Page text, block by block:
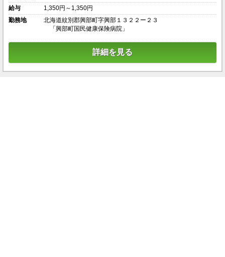
給与
1,350円～1,350円
勤務地
北海道紋別郡興部町字興部１３２２ー２３
「興部町国民健康保険病院」
詳細を見る